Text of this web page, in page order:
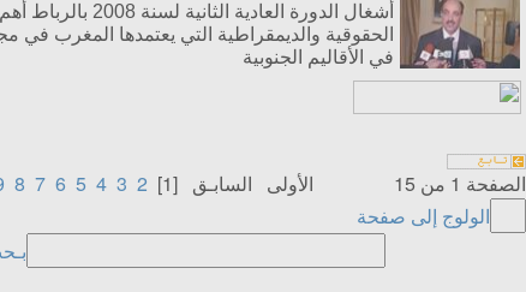
أشغال الدورة العادية
الحقوقية والديمقراطية التي يعتمدها المغرب في
في الأقاليم الجنوبية
الصفحة 1 من 15 الأولى السابـق [1]
2
3
4
5
6
7
8
الولوج إلى صفحة